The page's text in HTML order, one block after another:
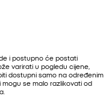
i postupno će postati
varirati u pogledu cijene,
dostupni samo na određenim
se malo razlikovati od